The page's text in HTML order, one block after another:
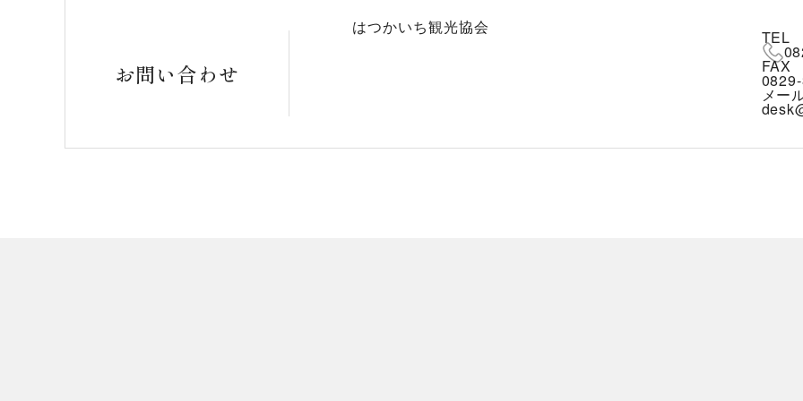
お問い合わせ
はつかいち観光協会
TEL
FAX
メー